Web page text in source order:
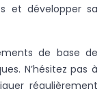
et développer sa
de base de
N’hésitez pas à
régulièrement